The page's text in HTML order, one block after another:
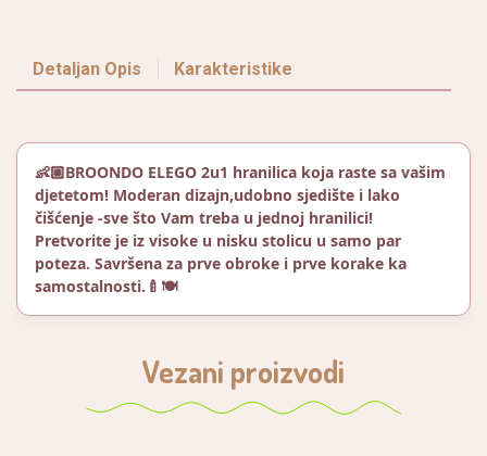
Detaljan Opis Karakteristike
👶🏼BROONDO ELEGO 2u1 hranilica koja raste sa vašim
djetetom! Moderan dizajn,udobno sjedište i lako
čišćenje -sve što Vam treba u jednoj hranilici!
Pretvorite je iz visoke u nisku stolicu u samo par
poteza. Savršena za prve obroke i prve korake ka
samostalnosti.🍼🍽️
Vezani proizvodi